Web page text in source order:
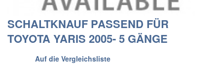
SCHALTKNAUF PASSEND FÜR
TOYOTA YARIS 2005- 5 GÄNGE
Auf die Vergleichsliste